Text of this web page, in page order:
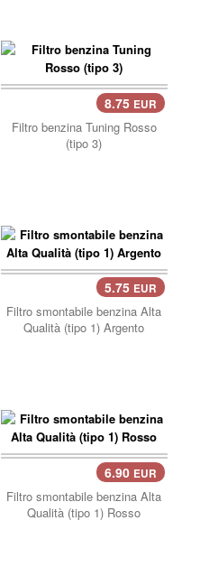
8.75 EUR
Filtro benzina Tuning Rosso
(tipo 3)
5.75 EUR
Filtro smontabile benzina Alta
Qualità (tipo 1) Argento
6.90 EUR
Filtro smontabile benzina Alta
Qualità (tipo 1) Rosso